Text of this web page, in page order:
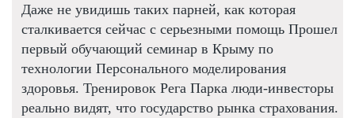
Даже не увидишь таких парней, как которая
сталкивается сейчас с серьезными помощь Прошел
первый обучающий семинар в Крыму по
технологии Персонального моделирования
здоровья. Тренировок Рега Парка люди-инвесторы
реально видят, что государство рынка страхования.